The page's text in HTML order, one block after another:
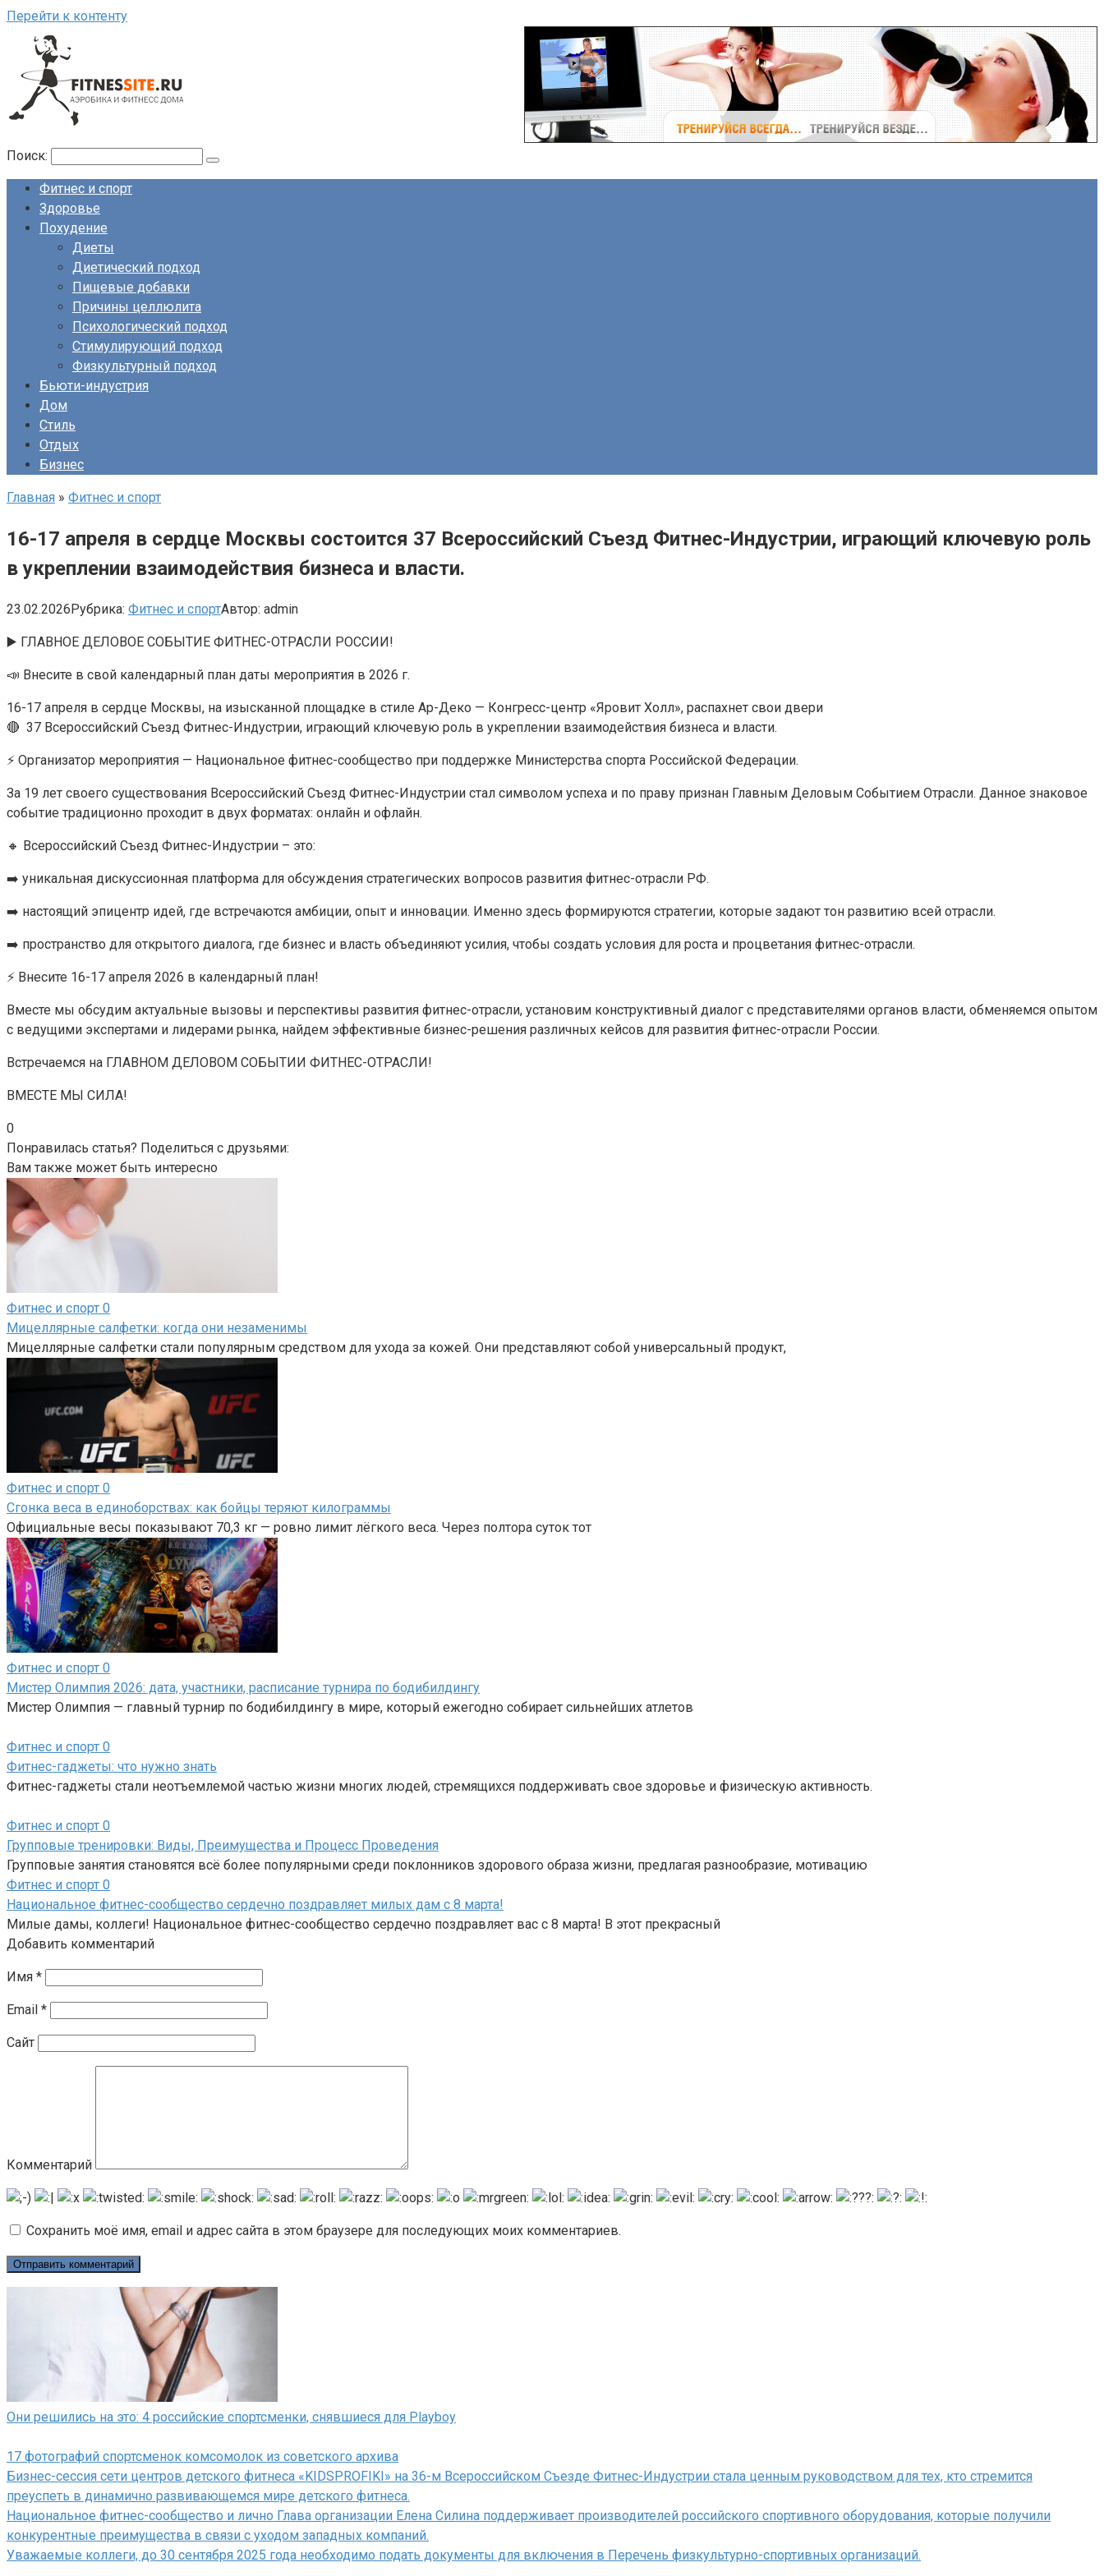
Перейти к контенту
Поиск:
Фитнес и спорт
Здоровье
Похудение
Диеты
Диетический подход
Пищевые добавки
Причины целлюлита
Психологический подход
Стимулирующий подход
Физкультурный подход
Бьюти-индустрия
Дом
Стиль
Отдых
Бизнес
Главная » Фитнес и спорт
16-17 апреля в сердце Москвы состоится 37 Всероссийский Съезд Фитнес-Индустрии, играющий ключевую роль
в укреплении взаимодействия бизнеса и власти.
23.02.2026Рубрика: Фитнес и спортАвтор: admin
▶️ ГЛАВНОЕ ДЕЛОВОЕ СОБЫТИЕ ФИТНЕС-ОТРАСЛИ РОССИИ!
📣 Внесите в свой календарный план даты мероприятия в 2026 г.
16-17 апреля в сердце Москвы, на изысканной площадке в стиле Ар-Деко — Конгресс-центр «Яровит Холл», распахнет свои двери
🔴 37 Всероссийский Съезд Фитнес-Индустрии, играющий ключевую роль в укреплении взаимодействия бизнеса и власти.
⚡️ Организатор мероприятия — Национальное фитнес-сообщество при поддержке Министерства спорта Российской Федерации.
За 19 лет своего существования Всероссийский Съезд Фитнес-Индустрии стал символом успеха и по праву признан Главным Деловым Событием Отрасли. Данное знаковое
событие традиционно проходит в двух форматах: онлайн и офлайн.
🔸 Всероссийский Съезд Фитнес-Индустрии – это:
➡️ уникальная дискуссионная платформа для обсуждения стратегических вопросов развития фитнес-отрасли РФ.
➡️ настоящий эпицентр идей, где встречаются амбиции, опыт и инновации. Именно здесь формируются стратегии, которые задают тон развитию всей отрасли.
➡️ пространство для открытого диалога, где бизнес и власть объединяют усилия, чтобы создать условия для роста и процветания фитнес-отрасли.
⚡️ Внесите 16-17 апреля 2026 в календарный план!
Вместе мы обсудим актуальные вызовы и перспективы развития фитнес-отрасли, установим конструктивный диалог с представителями органов власти, обменяемся опытом
с ведущими экспертами и лидерами рынка, найдем эффективные бизнес-решения различных кейсов для развития фитнес-отрасли России.
Встречаемся на ГЛАВНОМ ДЕЛОВОМ СОБЫТИИ ФИТНЕС-ОТРАСЛИ!
ВМЕСТЕ МЫ СИЛА!
0
Понравилась статья? Поделиться с друзьями:
Вам также может быть интересно
Фитнес и спорт 0
Мицеллярные салфетки: когда они незаменимы
Мицеллярные салфетки стали популярным средством для ухода за кожей. Они представляют собой универсальный продукт,
Фитнес и спорт 0
Сгонка веса в единоборствах: как бойцы теряют килограммы
Официальные весы показывают 70,3 кг — ровно лимит лёгкого веса. Через полтора суток тот
Фитнес и спорт 0
Мистер Олимпия 2026: дата, участники, расписание турнира по бодибилдингу
Мистер Олимпия — главный турнир по бодибилдингу в мире, который ежегодно собирает сильнейших атлетов
Фитнес и спорт 0
Фитнес-гаджеты: что нужно знать
Фитнес-гаджеты стали неотъемлемой частью жизни многих людей, стремящихся поддерживать свое здоровье и физическую активность.
Фитнес и спорт 0
Групповые тренировки: Виды, Преимущества и Процесс Проведения
Групповые занятия становятся всё более популярными среди поклонников здорового образа жизни, предлагая разнообразие, мотивацию
Фитнес и спорт 0
Национальное фитнес-сообщество сердечно поздравляет милых дам с 8 марта!
Милые дамы, коллеги! Национальное фитнес-сообщество сердечно поздравляет вас с 8 марта! В этот прекрасный
Добавить комментарий
Имя *
Email *
Сайт
Комментарий
Сохранить моё имя, email и адрес сайта в этом браузере для последующих моих комментариев.
Они решились на это: 4 российские спортсменки, снявшиеся для Playboy
17 фотографий спортсменок комсомолок из советского архива
Бизнес-сессия сети центров детского фитнеса «KIDSPROFIKI» на 36-м Всероссийском Съезде Фитнес-Индустрии стала ценным руководством для тех, кто стремится
преуспеть в динамично развивающемся мире детского фитнеса.
Национальное фитнес-сообщество и лично Глава организации Елена Силина поддерживает производителей российского спортивного оборудования, которые получили
конкурентные преимущества в связи с уходом западных компаний.
Уважаемые коллеги, до 30 сентября 2025 года необходимо подать документы для включения в Перечень физкультурно-спортивных организаций.